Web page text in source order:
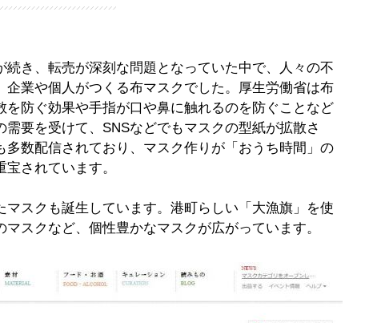
続き、転売が深刻な問題となっていた中で、人々の不
企業や個人がつくる布マスクでした。厚生労働省は布
を防ぐ効果や手指が口や鼻に触れるのを防ぐことなど
需要を受けて、SNSなどでもマスクの型紙が拡散さ
多数配信されており、マスク作りが「おうち時間」の
されています。
マスクも誕生しています。港町らしい「大漁旗」を使
スクなど、個性豊かなマスクが広がっています。